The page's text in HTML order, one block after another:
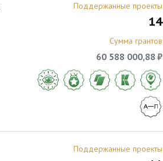
Поддержанные проекты
14
Сумма грантов
60 588 000,88 ₽
Поддержанные проекты